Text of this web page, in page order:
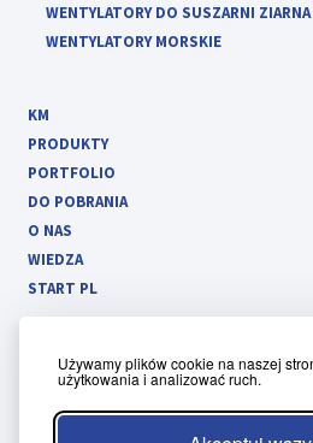
Używamy plików cookie na naszej
użytkowania i analizować ruch.
WENTYLATORY DO SUSZARNI
WENTYLATORY MORSKIE
KM
PRODUKTY
PORTFOLIO
DO POBRANIA
O NAS
WIEDZA
START PL
Polityka prywatności